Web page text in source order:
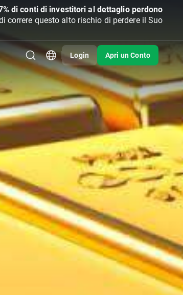
di conti di investitori al dettaglio perdono
correre questo alto rischio di perdere il Suo
Login Apri un Conto